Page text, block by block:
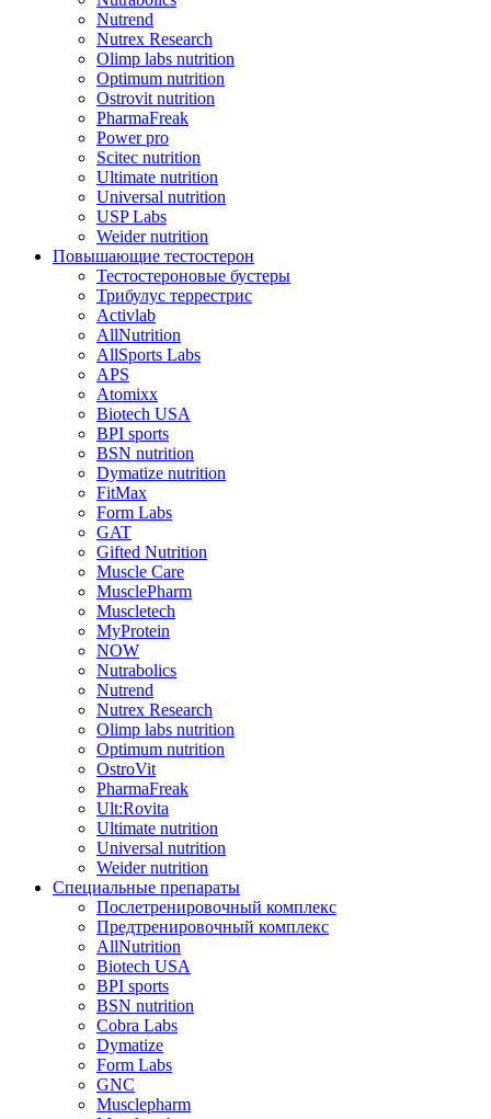
Nutrend
Nutrex Research
Olimp labs nutrition
Optimum nutrition
Ostrovit nutrition
PharmaFreak
Power pro
Scitec nutrition
Ultimate nutrition
Universal nutrition
USP Labs
Weider nutrition
Повышающие тестостерон
Тестостероновые бустеры
Трибулус террестрис
Activlab
AllNutrition
AllSports Labs
APS
Atomixx
Biotech USA
BPI sports
BSN nutrition
Dymatize nutrition
FitMax
Form Labs
GAT
Gifted Nutrition
Muscle Care
MusclePharm
Muscletech
MyProtein
NOW
Nutrabolics
Nutrend
Nutrex Research
Olimp labs nutrition
Optimum nutrition
OstroVit
PharmaFreak
Ult:Rovita
Ultimate nutrition
Universal nutrition
Weider nutrition
Специальные препараты
Послетренировочный комплекс
Предтренировочный комплекс
AllNutrition
Biotech USA
BPI sports
BSN nutrition
Cobra Labs
Dymatize
Form Labs
GNC
Musclepharm